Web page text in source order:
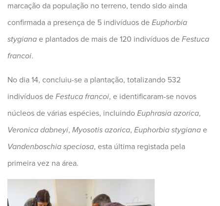
marcação da população no terreno, tendo sido ainda
confirmada a presença de 5 indivíduos de Euphorbia
stygiana e plantados de mais de 120 indivíduos de Festuca
francoi.
No dia 14, concluiu-se a plantação, totalizando 532
indivíduos de Festuca francoi, e identificaram-se novos
núcleos de várias espécies, incluindo Euphrasia azorica,
Veronica dabneyi, Myosotis azorica, Euphorbia stygiana e
Vandenboschia speciosa, esta última registada pela
primeira vez na área.